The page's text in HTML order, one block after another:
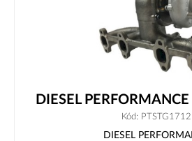
DIESEL
Kód: PTSTG1712
DIESEL